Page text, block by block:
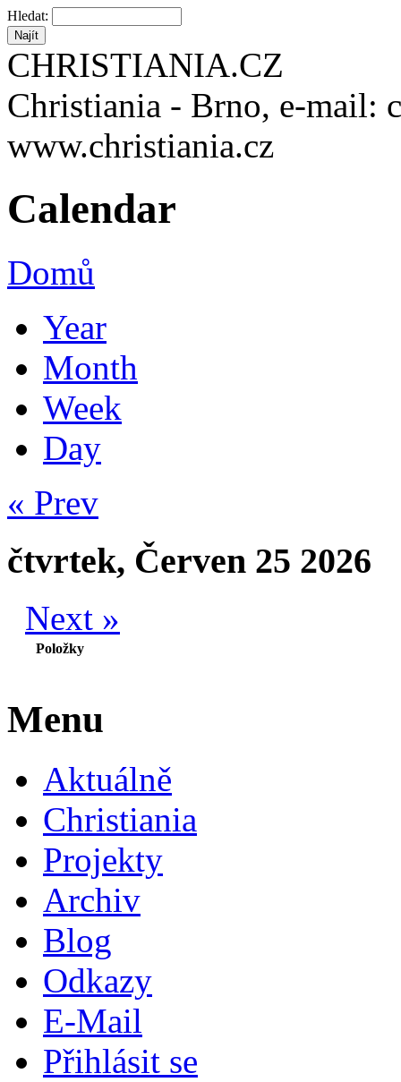
Hledat:
CHRISTIANIA.CZ
Christiania - Brno, e-mail:
www.christiania.cz
Calendar
Domů
Year
Month
Week
Day
« Prev
čtvrtek, Červen 25 2026
Next »
Položky
Menu
Aktuálně
Christiania
Projekty
Archiv
Blog
Odkazy
E-Mail
Přihlásit se